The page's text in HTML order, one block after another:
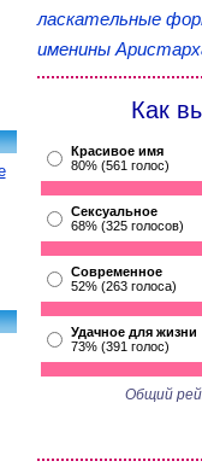
ласкательные
именины
Как
Красивое имя
80% (561 голос)
Сексуальное
68% (325 голосов)
Современное
52% (263 голоса)
Удачное для жизни
73% (391 голос)
Общий